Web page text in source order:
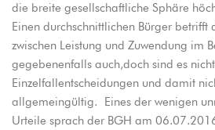
die breite gesellschaftliche Sphäre
Einen durchschnittlichen Bürger betrifft
zwischen Leistung und Zuwendung im
gegebenenfalls auch,doch sind es
Einzelfallentscheidungen und damit
allgemeingültig. Eines der wenigen
Urteile sprach der BGH am